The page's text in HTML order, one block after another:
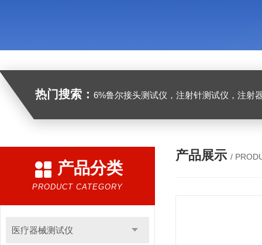
热门搜索： 6%鲁尔接头测试仪，注射针测试仪，注射器测试仪，缝合针测试仪，缝合线测试仪，导管测
产品分类
PRODUCT CATEGORY
医疗器械测试仪
产品展示 /